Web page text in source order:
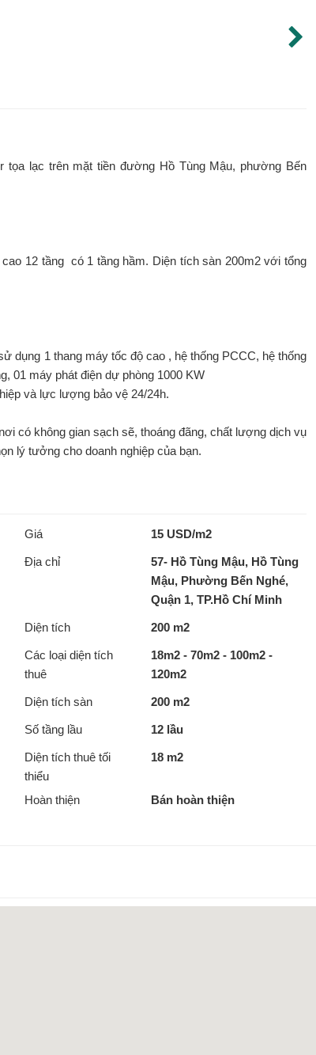
tọa lạc trên mặt tiền đường Hồ Tùng Mậu, phường Bến
12 tầng có 1 tầng hầm. Diện tích sàn 200m2 với tổng
dụng 1 thang máy tốc độ cao , hệ thống PCCC, hệ thống
01 máy phát điện dự phòng 1000 KW
và lực lượng bảo vệ 24/24h.
có không gian sạch sẽ, thoáng đãng, chất lượng dịch vụ
lý tưởng cho doanh nghiệp của bạn.
Giá 15 USD/m2
Địa chỉ
57- Hồ Tùng Mậu, Hồ Tùng
Mậu, Phường Bến Nghé,
Quận 1, TP.Hồ Chí Minh
Diện tích 200 m2
Các loại diện tích
thuê
18m2 - 70m2 - 100m2 -
120m2
Diện tích sàn 200 m2
Số tầng lầu 12 lầu
Diện tích thuê tối
thiểu
18 m2
Hoàn thiện Bán hoàn thiện